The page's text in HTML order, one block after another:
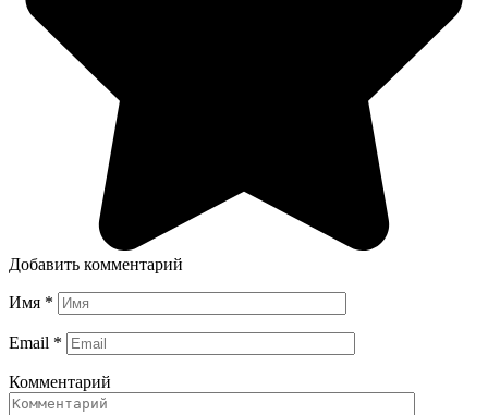
Добавить комментарий
Имя *
Email *
Комментарий